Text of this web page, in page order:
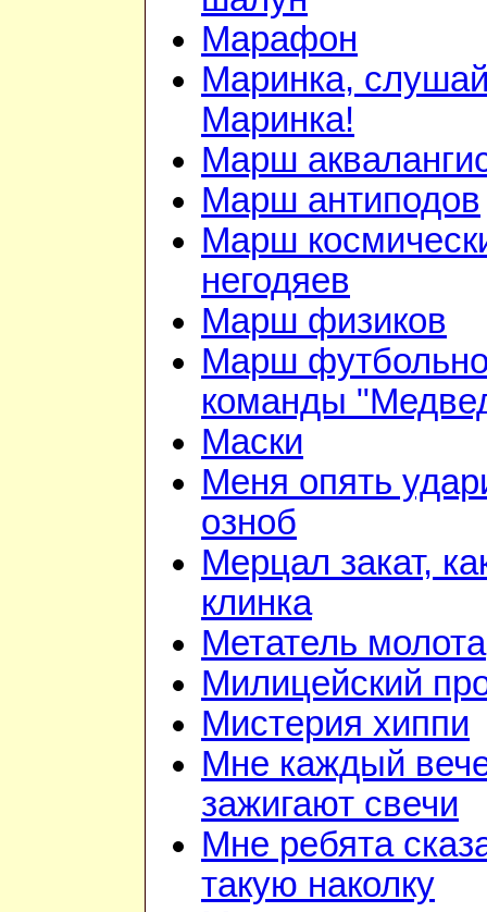
Марафон
Маринка,
Маринка!
Марш
Марш антиподов
Марш
негодяев
Марш физиков
Марш
команды
Маски
Меня опять
озноб
Мерцал закат,
клинка
Метатель молота
Милицейский
Мистерия хиппи
Мне каждый
зажигают свечи
Мне ребята
такую наколку